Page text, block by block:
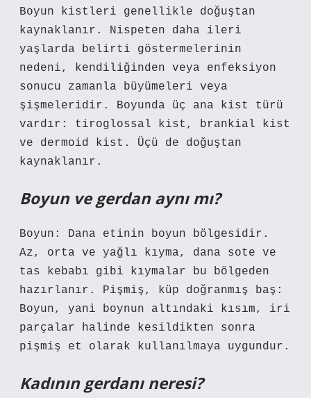
Boyun kistleri genellikle doğuştan
kaynaklanır. Nispeten daha ileri
yaşlarda belirti göstermelerinin
nedeni, kendiliğinden veya enfeksiyon
sonucu zamanla büyümeleri veya
şişmeleridir. Boyunda üç ana kist türü
vardır: tiroglossal kist, brankial kist
ve dermoid kist. Üçü de doğuştan
kaynaklanır.
Boyun ve gerdan aynı mı?
Boyun: Dana etinin boyun bölgesidir.
Az, orta ve yağlı kıyma, dana sote ve
tas kebabı gibi kıymalar bu bölgeden
hazırlanır. Pişmiş, küp doğranmış baş:
Boyun, yani boynun altındaki kısım, iri
parçalar halinde kesildikten sonra
pişmiş et olarak kullanılmaya uygundur.
Kadının gerdanı neresi?